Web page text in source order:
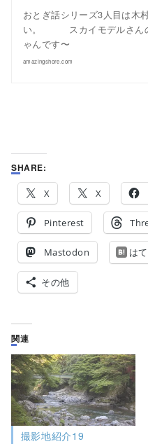
おとぎ話シリーズ3人目は木
い。 スカイモデルさんの
ゃんです〜
amazingshore.com
SHARE:
X X
Pinterest
Mastodon は
その他
関連
撮影地紹介19